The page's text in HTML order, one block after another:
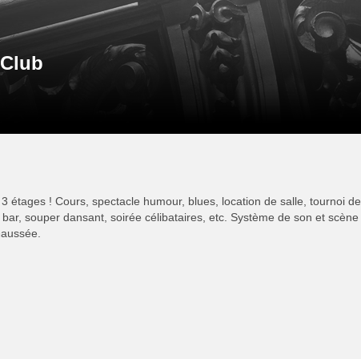
étages ! Cours, spectacle humour, blues, location de salle, tournoi de
souper dansant, soirée célibataires, etc. Système de son et scène